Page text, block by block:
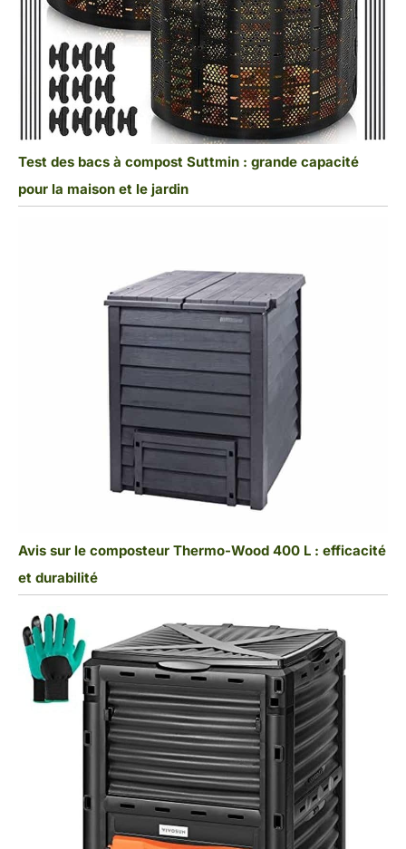
Test des bacs à compost Suttmin : grande capacité
pour la maison et le jardin
Avis sur le composteur Thermo-Wood 400 L : efficacité
et durabilité